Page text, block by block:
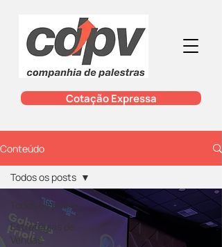
Cotação Expressa
Conteúdo
Todos os posts
Estratégias de
Vendas
Todos os posts